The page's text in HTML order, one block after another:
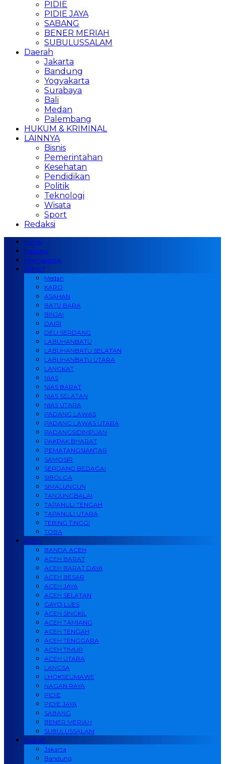
PIDIE
PIDIE JAYA
SABANG
BENER MERIAH
SUBULUSSALAM
Daerah
Jakarta
Bandung
Yogyakarta
Surabaya
Bali
Medan
Palembang
HUKUM & KRIMINAL
LAINNYA
Bisnis
Pemerintahan
Kesehatan
Pendidikan
Politik
Teknologi
Wisata
Sport
Redaksi
Home
Nasional
Internasional
SUMUT
Medan
KARO
ASAHAN
BATU BARA
BINJAI
DAIRI
DELI SERDANG
LABUHANBATU
LABUHANBATU SELATAN
LABUHANBATU UTARA
LANGKAT
NIAS
NIAS BARAT
NIAS SELATAN
NIAS UTARA
PADANG LAWAS
PADANG LAWAS UTARA
PADANGSIDIMPUAN
PAKPAK BHARAT
PEMATANGSIANTAR
SAMOSIR
SERDANG BEDAGAI
SIBOLGA
SIMALUNGUN
TANJUNGBALAI
TAPANULI TENGAH
TAPANULI UTARA
TEBING TINGGI
TOBA
ACEH
BANDA ACEH
ACEH BARAT
ACEH BARAT DAYA
ACEH BESAR
ACEH JAYA
ACEH SELATAN
GAYO LUES
ACEH SINGKIL
ACEH TAMIANG
ACEH TENGAH
ACEH TENGGARA
ACEH TIMUR
ACEH UTARA
LANGSA
LHOKSEUMAWE
NAGAN RAYA
PIDIE
PIDIE JAYA
SABANG
BENER MERIAH
SUBULUSSALAM
Daerah
Jakarta
Bandung